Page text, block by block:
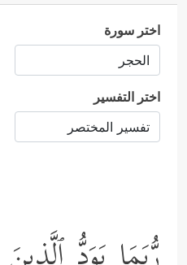
اختر سورة
اختر التفسير